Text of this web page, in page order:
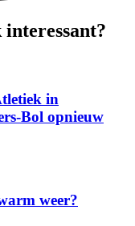
in
Bol opnieuw
weer?